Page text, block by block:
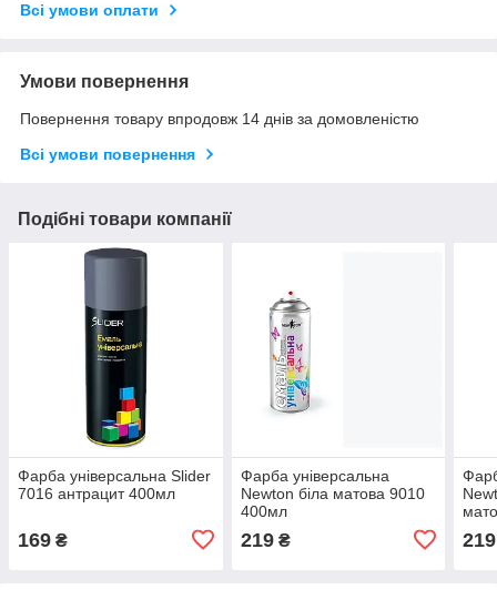
Всі умови оплати
Умови повернення
Повернення товару впродовж 14 днів за домовленістю
Всі умови повернення
Подібні товари компанії
Фарба універсальна Slider
7016 антрацит 400мл
169 ₴
Фарба універсальна
Newton біла матова 9010
400мл
219₴ 219